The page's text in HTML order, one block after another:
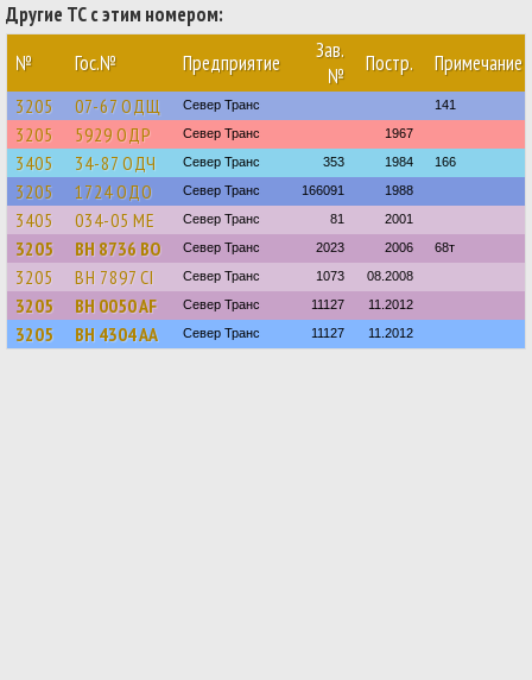
Другие ТС с этим номером:
№
Гос.№ Предприятие
Зав.
№
Постр. Примечание
3205 07-67 ОДЩ Север Транс 141
3205 5929 ОДР Север Транс 1967
3405 34-87 ОДЧ Север Транс 353 1984 166
3205 1724 ОДО Север Транс 166091 1988
3405 034-05 МЕ Север Транс 81 2001
3205 BH 8736 BO Север Транс 2023 2006 68т
3205 BH 7897 CI Север Транс 1073 08.2008
3205 BH 0050 AF Север Транс 11127 11.2012
3205 BH 4304 AA Север Транс 11127 11.2012